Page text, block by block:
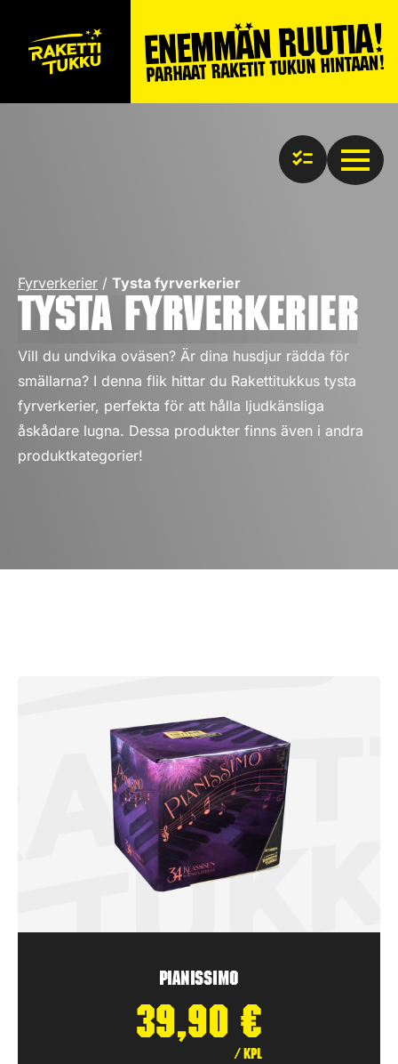
Fyrverkerier / Tysta fyrverkerier
Tysta fyrverkerier
Vill du undvika oväsen? Är dina husdjur rädda för
smällarna? I denna flik hittar du Rakettitukkus tysta
fyrverkerier, perfekta för att hålla ljudkänsliga
åskådare lugna. Dessa produkter finns även i andra
produktkategorier!
Pianissimo
39,90 €
/ kpl